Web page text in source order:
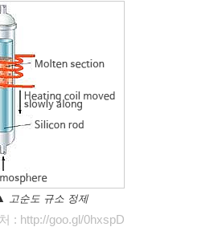
고순도 규소 정제
: http://goo.gl/0hxspD